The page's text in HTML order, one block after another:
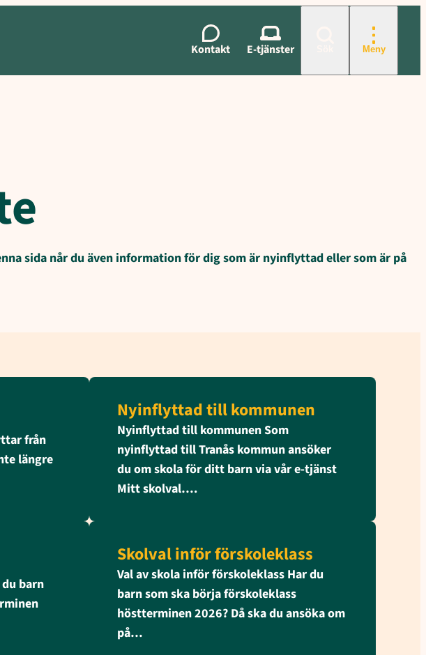
Kontakt E-tjänster Meny
sida når du även information för dig som är nyinflyttad eller som är på
från
längre
Nyinflyttad till kommunen
Nyinflyttad till kommunen Som
nyinflyttad till Tranås kommun ansöker
du om skola för ditt barn via vår e-tjänst
Mitt skolval….
barn
Skolval inför förskoleklass
Val av skola inför förskoleklass Har du
barn som ska börja förskoleklass
höstterminen 2026? Då ska du ansöka om
på…